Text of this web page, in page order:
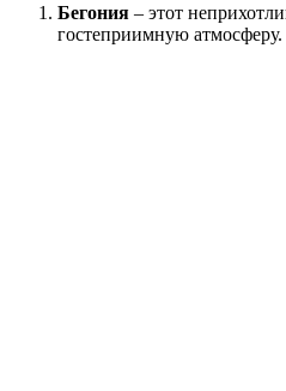
Бегония – этот
гостеприимную